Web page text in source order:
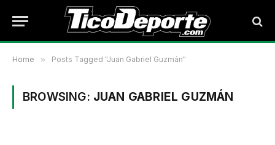
Home » Posts Tagged "Juan Gabriel Guzmán"
BROWSING: JUAN GABRIEL GUZMÁN